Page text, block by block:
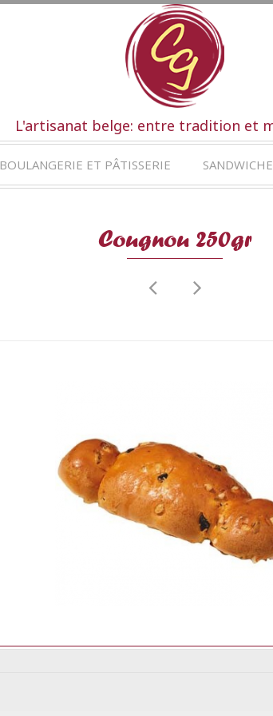
L'artisanat belge: entre tradition et
BOULANGERIE ET PÂTISSERIE
Cougnou 250gr